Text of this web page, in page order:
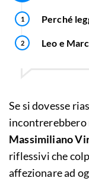
Perché
Leo e
Se si dovesse
incontrerebbero
Massimiliano
riflessivi che
affezionare ad